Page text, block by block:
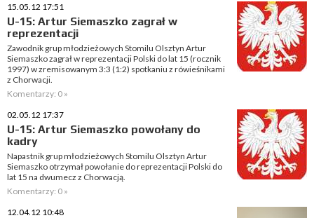
15.05.12 17:51
U-15: Artur Siemaszko zagrał w
reprezentacji
Zawodnik grup młodzieżowych Stomilu Olsztyn Artur
Siemaszko zagrał w reprezentacji Polski do lat 15 (rocznik
1997) w zremisowanym 3:3 (1:2) spotkaniu z rówieśnikami
z Chorwacji.
Komentarzy: 0 »
02.05.12 17:37
U-15: Artur Siemaszko powołany do
kadry
Napastnik grup młodzieżowych Stomilu Olsztyn Artur
Siemaszko otrzymał powołanie do reprezentacji Polski do
lat 15 na dwumecz z Chorwacją.
Komentarzy: 0 »
12.04.12 10:48